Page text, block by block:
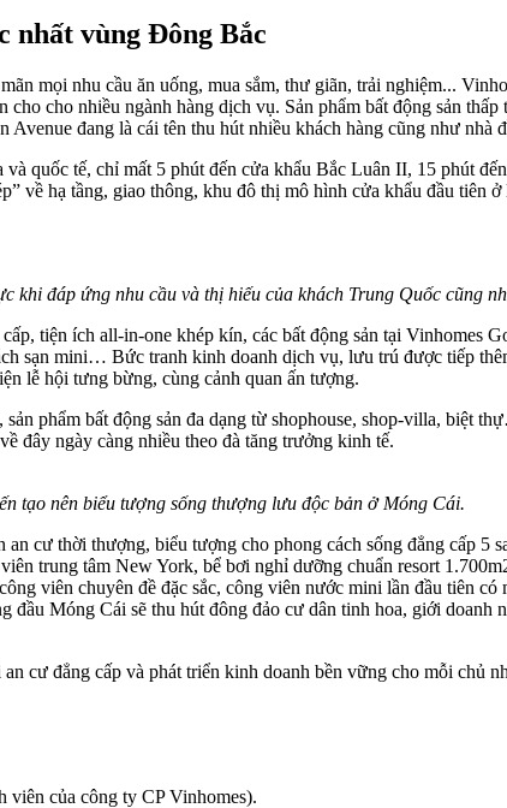
nhất vùng Đông Bắc
mọi nhu cầu ăn uống, mua sắm, thư giãn, trải nghiệm...
cho nhiều ngành hàng dịch vụ. Sản phẩm bất động sản
đang là cái tên thu hút nhiều khách hàng cũng như nhà
quốc tế, chỉ mất 5 phút đến cửa khẩu Bắc Luân II, 15 phút
hạ tầng, giao thông, khu đô thị mô hình cửa khẩu đầu tiên
khi đáp ứng nhu cầu và thị hiếu của khách Trung Quốc cũng
tiện ích all-in-one khép kín, các bất động sản tại Vinhomes
sạn mini… Bức tranh kinh doanh dịch vụ, lưu trú được tiếp
lễ hội tưng bừng, cùng cảnh quan ấn tượng.
phẩm bất động sản đa dạng từ shophouse, shop-villa, biệt
đây ngày càng nhiều theo đà tăng trưởng kinh tế.
tạo nên biểu tượng sống thượng lưu độc bản ở Móng Cái.
cư thời thượng, biểu tượng cho phong cách sống đẳng cấp
trung tâm New York, bể bơi nghỉ dưỡng chuẩn resort
viên chuyên đề đặc sắc, công viên nước mini lần đầu tiên
Móng Cái sẽ thu hút đông đảo cư dân tinh hoa, giới doanh
cư đẳng cấp và phát triển kinh doanh bền vững cho mỗi chủ
viên của công ty CP Vinhomes).